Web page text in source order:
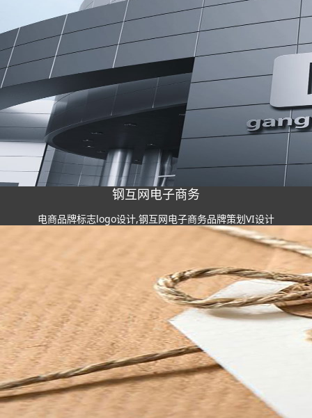
钢互网电子商务
电商品牌标志logo设计,钢互网电子商务品牌策划VI设计